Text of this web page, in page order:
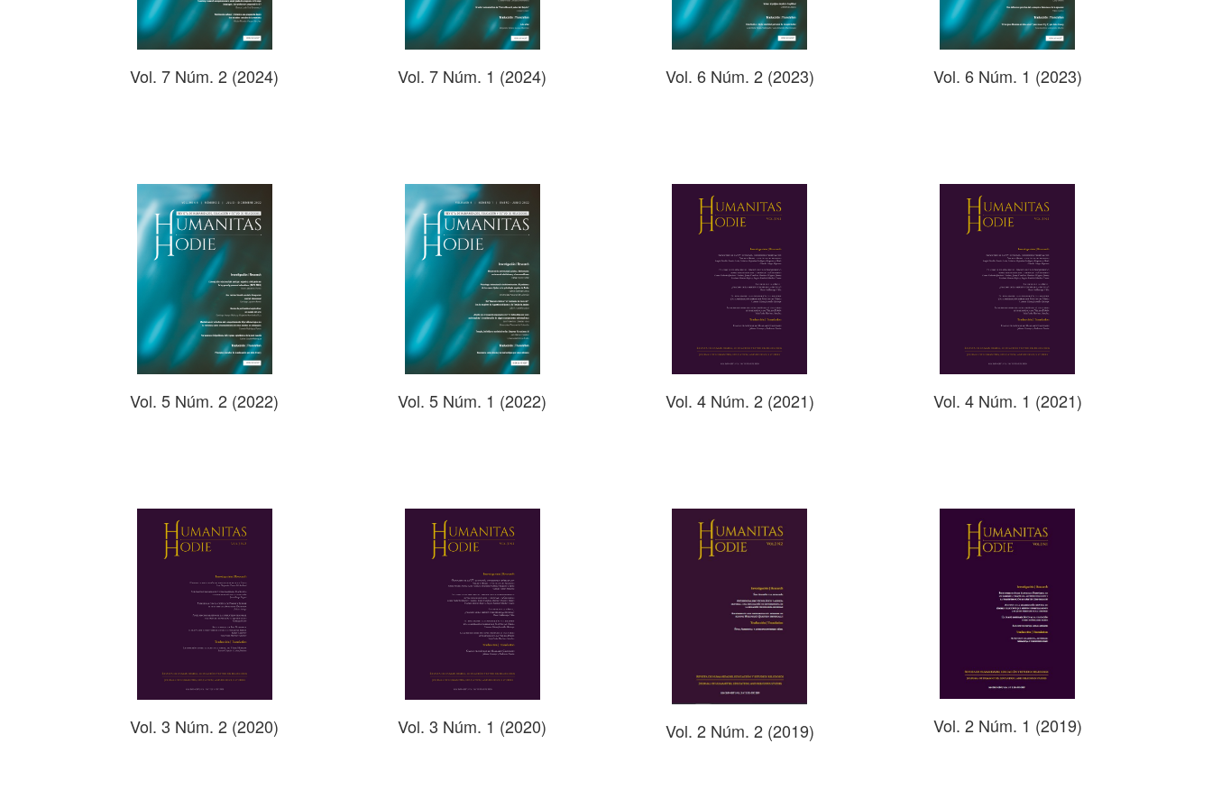
Vol. 7 Núm. 2 (2024) Vol. 7 Núm. 1 (2024) Vol. 6 Núm. 2 (2023) Vol. 6 Núm. 1 (2023)
Vol. 5 Núm. 2 (2022) Vol. 5 Núm. 1 (2022) Vol. 4 Núm. 2 (2021) Vol. 4 Núm. 1 (2021)
Vol. 3 Núm. 2 (2020) Vol. 3 Núm. 1 (2020) Vol. 2 Núm. 2 (2019) Vol. 2 Núm. 1 (2019)